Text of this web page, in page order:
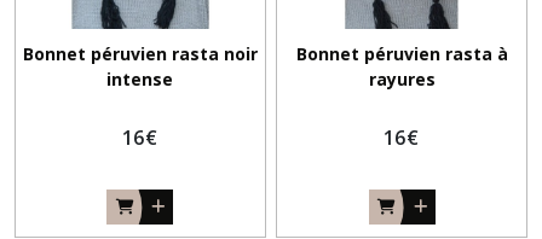
Bonnet péruvien rasta noir
intense
16€
Bonnet péruvien rasta à
rayures
16€